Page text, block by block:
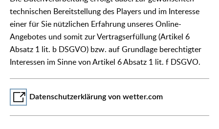
technischen Bereitstellung des Players und im Interesse
einer für Sie nützlichen Erfahrung unseres Online-
Angebotes und somit zur Vertragserfüllung (Artikel 6
Absatz 1 lit. b DSGVO) bzw. auf Grundlage berechtigter
Interessen im Sinne von Artikel 6 Absatz 1 lit. f DSGVO.
Datenschutzerklärung von wetter.com